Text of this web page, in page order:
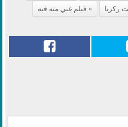
زكريا
فيلم غبي منه فيه